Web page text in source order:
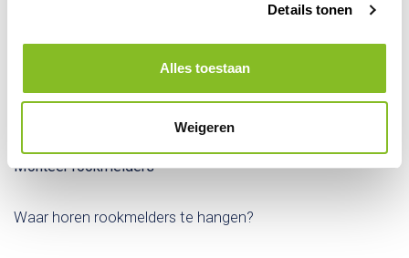
Details tonen
Alles toestaan
Weigeren
sleutels. Leg de huissleutels op een vaste plek.
Na een brand kunt u soms voor langere tijd uw huis niet
meer in. Heeft u een plek waar u terecht kunt, bijvoorbeeld
Monteer rookmelders
Waar horen rookmelders te hangen?